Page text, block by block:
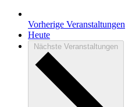
Vorherige Veranstaltungen
Heute
Nächste Veranstaltungen